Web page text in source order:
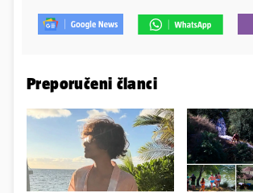
Preporučeni članci